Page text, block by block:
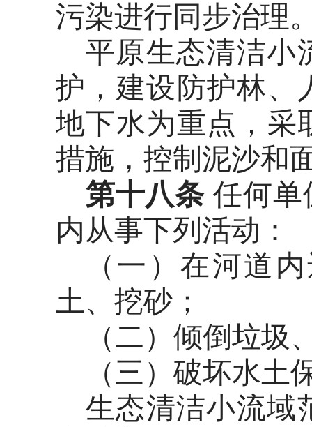
污染进行同步治理
平原生态清洁小
护，建设防护林、
地下水为重点，采
措施，控制泥沙和
第十八条 任何单
内从事下列活动：
（一）在河道
土、挖砂；
（二）倾倒垃圾
（三）破坏水土
生态清洁小流域